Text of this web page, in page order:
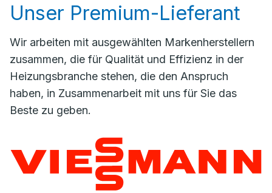
Unser Premium-Lieferant
Wir arbeiten mit ausgewählten Markenherstellern
zusammen, die für Qualität und Effizienz in der
Heizungsbranche stehen, die den Anspruch
haben, in Zusammenarbeit mit uns für Sie das
Beste zu geben.